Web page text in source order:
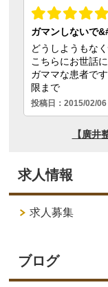
求人情報
求人募集
ブログ